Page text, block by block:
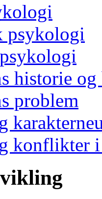
psykologi
historie og
problem
konflikter